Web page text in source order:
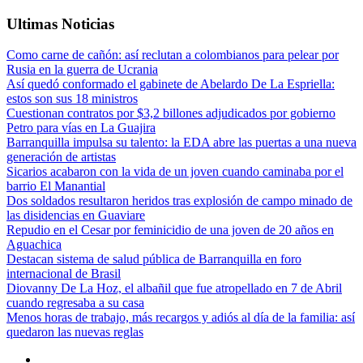
Ultimas Noticias
Como carne de cañón: así reclutan a colombianos para pelear por
Rusia en la guerra de Ucrania
Así quedó conformado el gabinete de Abelardo De La Espriella:
estos son sus 18 ministros
Cuestionan contratos por $3,2 billones adjudicados por gobierno
Petro para vías en La Guajira
Barranquilla impulsa su talento: la EDA abre las puertas a una nueva
generación de artistas
Sicarios acabaron con la vida de un joven cuando caminaba por el
barrio El Manantial
Dos soldados resultaron heridos tras explosión de campo minado de
las disidencias en Guaviare
Repudio en el Cesar por feminicidio de una joven de 20 años en
Aguachica
Destacan sistema de salud pública de Barranquilla en foro
internacional de Brasil
Diovanny De La Hoz, el albañil que fue atropellado en 7 de Abril
cuando regresaba a su casa
Menos horas de trabajo, más recargos y adiós al día de la familia: así
quedaron las nuevas reglas